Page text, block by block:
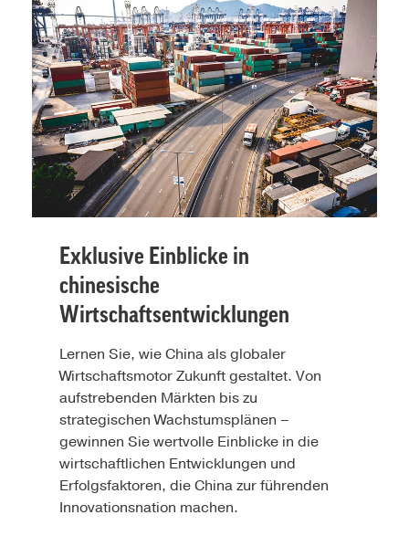
Exklusive Einblicke in
chinesische
Wirtschaftsentwicklungen
Lernen Sie, wie China als globaler
Wirtschaftsmotor Zukunft gestaltet. Von
aufstrebenden Märkten bis zu
strategischen Wachstumsplänen –
gewinnen Sie wertvolle Einblicke in die
wirtschaftlichen Entwicklungen und
Erfolgsfaktoren, die China zur führenden
Innovationsnation machen.